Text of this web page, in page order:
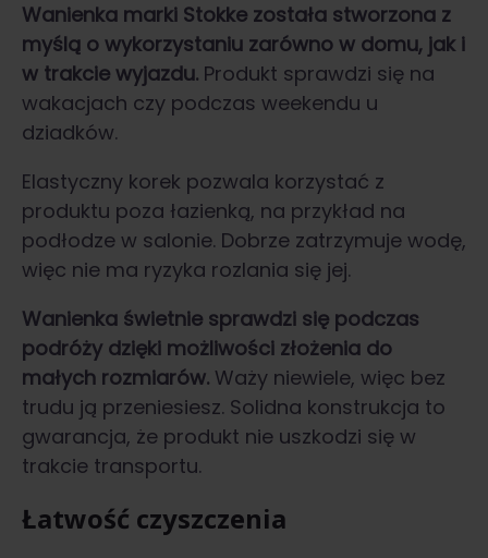
Wanienka marki Stokke została stworzona z
myślą o wykorzystaniu zarówno w domu, jak i
w trakcie wyjazdu. Produkt sprawdzi się na
wakacjach czy podczas weekendu u
dziadków.
Elastyczny korek pozwala korzystać z
produktu poza łazienką, na przykład na
podłodze w salonie. Dobrze zatrzymuje wodę,
więc nie ma ryzyka rozlania się jej.
Wanienka świetnie sprawdzi się podczas
podróży dzięki możliwości złożenia do
małych rozmiarów. Waży niewiele, więc bez
trudu ją przeniesiesz. Solidna konstrukcja to
gwarancja, że produkt nie uszkodzi się w
trakcie transportu.
Łatwość czyszczenia